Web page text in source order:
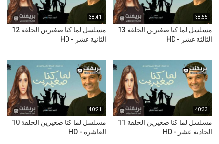
38:55
مسلسل لما كنا صغيرين الحلقة 13
الثالثة عشر - HD
38:41
مسلسل لما كنا صغيرين الحلقة 12
الثانية عشر - HD
40:33
مسلسل لما كنا صغيرين الحلقة 11
الحادية عشر - HD
40:21
مسلسل لما كنا صغيرين الحلقة 10
العاشرة - HD